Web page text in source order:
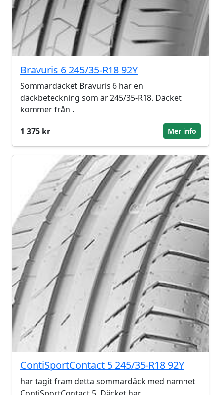
Bravuris 6 245/35-R18 92Y
Sommardäcket Bravuris 6 har en
däckbeteckning som är 245/35-R18. Däcket
kommer från .
1 375 kr
Mer info
ContiSportContact 5 245/35-R18 92Y
har tagit fram detta sommardäck med namnet